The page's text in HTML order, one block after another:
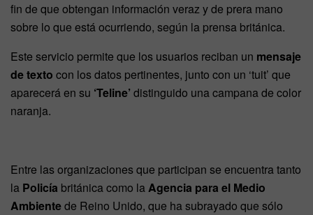
fin de que obtengan información veraz y de prera mano
sobre lo que está ocurriendo, según la prensa británica.
Este servicio permite que los usuarios reciban un mensaje
de texto con los datos pertinentes, junto con un ‘tuit’ que
aparecerá en su ‘Teline’ distinguido una campana de color
naranja.
Entre las organizaciones que participan se encuentra tanto
la Policía británica como laAgencia para el Medio
Ambientede Reino Unido, que ha subrayado que sólo